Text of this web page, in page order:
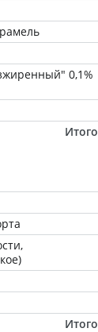
0,1%
Итого
Итого